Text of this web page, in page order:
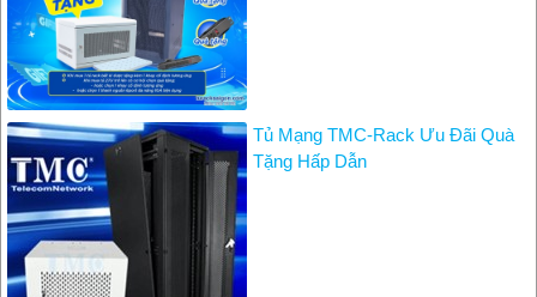
Tủ Mạng TMC-Rack Ưu Đãi Quà
Tặng Hấp Dẫn